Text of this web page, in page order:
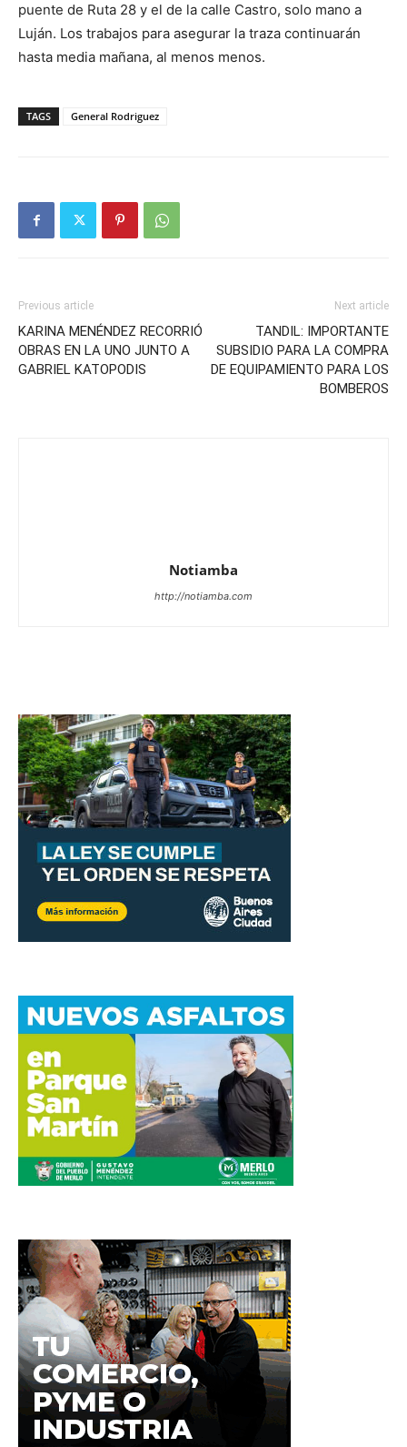
puente de Ruta 28 y el de la calle Castro, solo mano a
Luján. Los trabajos para asegurar la traza continuarán
hasta media mañana, al menos menos.
TAGS General Rodriguez
Previous article
KARINA MENÉNDEZ RECORRIÓ
OBRAS EN LA UNO JUNTO A
GABRIEL KATOPODIS
Next article
TANDIL: IMPORTANTE
SUBSIDIO PARA LA COMPRA
DE EQUIPAMIENTO PARA LOS
BOMBEROS
Notiamba
http://notiamba.com